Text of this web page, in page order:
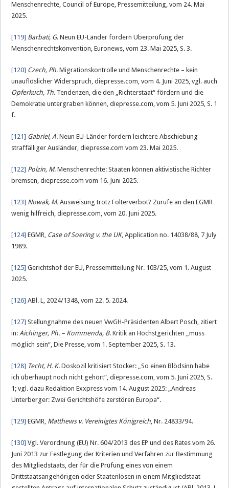
Menschenrechte, Council of Europe, Pressemitteilung, vom 24. Mai
2025.
[119] Barbati, G. Neun EU-Länder fordern Überprüfung der
Menschenrechtskonvention, Euronews, vom 23. Mai 2025, S. 3.
[120] Czech, Ph. Migrationskontrolle und Menschenrechte – kein
unauflöslicher Widerspruch, diepresse.com, vom 4. Juni 2025, vgl. auch
Opferkuch, Th. Tendenzen, die den „Richterstaat“ fördern und die
Demokratie untergraben können, diepresse.com, vom 5. Juni 2025, S. 1
f.
[121] Gabriel, A.Neun EU-Länder fordern leichtere Abschiebung
straffälliger Ausländer, diepresse.com vom 23. Mai 2025.
[122] Polzin, M. Menschenrechte: Staaten können aktivistische Richter
bremsen, diepresse.com vom 16. Juni 2025.
[123] Nowak, M.Ausweisung trotz Folterverbot? Zurufe an den EGMR
wenig hilfreich, diepresse.com, vom 20. Juni 2025.
[124] EGMR, Case of Soering v. the UK, Application no. 14038/88, 7 July
1989.
[125] Gerichtshof der EU, Pressemitteilung Nr. 103/25, vom 1. August
2025.
[126] ABl. L, 2024/1348, vom 22. 5. 2024.
[127] Stellungnahme des neuen VwGH-Präsidenten Albert Posch, zitiert
in:Aichinger, Ph. – Kommenda, B. Kritik an Höchstgerichten „muss
möglich sein“, Die Presse, vom 1. September 2025, S. 13.
[128] Techt, H. K.Doskozil kritisiert Stocker: „So einen Blödsinn habe
ich überhaupt noch nicht gehört“, diepresse.com, vom 5. Juni 2025, S.
1; vgl. dazu Redaktion Exxpress vom 14. August 2025: „Andreas
Unterberger: Zwei Gerichtshöfe zerstören Europa“.
[129] EGMR, Matthews v. Vereinigtes Königreich, Nr. 24833/94.
[130] Vgl. Verordnung (EU) Nr. 604/2013 des EP und des Rates vom 26.
Juni 2013 zur Festlegung der Kriterien und Verfahren zur Bestimmung
des Mitgliedstaats, der für die Prüfung eines von einem
Drittstaatsangehörigen oder Staatenlosen in einem Mitgliedstaat